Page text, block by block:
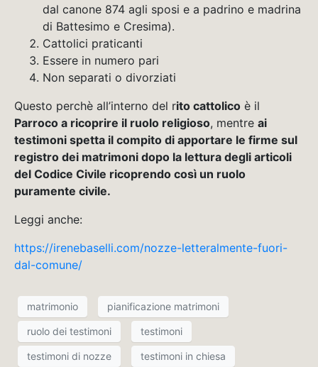
dal canone 874 agli sposi e a padrino e madrina
di Battesimo e Cresima).
Cattolici praticanti
Essere in numero pari
Non separati o divorziati
Questo perchè all’interno del rito cattolico è il
Parroco a ricoprire il ruolo religioso, mentre ai
testimoni spetta il compito di apportare le firme sul
registro dei matrimoni dopo la lettura degli articoli
del Codice Civile ricoprendo così un ruolo
puramente civile.
Leggi anche:
https://irenebaselli.com/nozze-letteralmente-fuori-
dal-comune/
matrimonio pianificazione matrimoni
ruolo dei testimoni testimoni
testimoni di nozze testimoni in chiesa